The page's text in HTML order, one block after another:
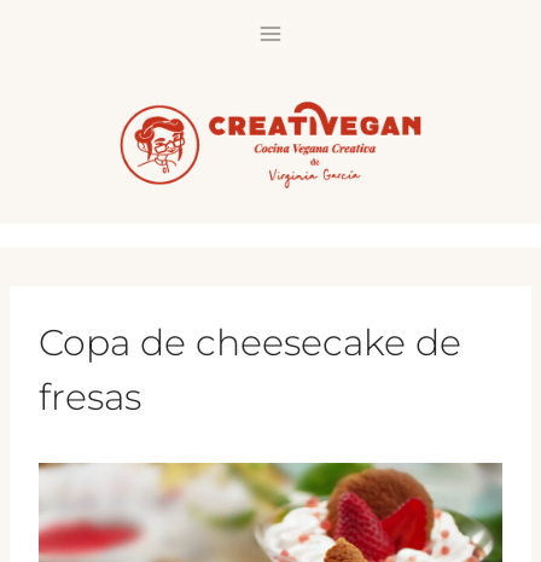
Copa de cheesecake de
fresas